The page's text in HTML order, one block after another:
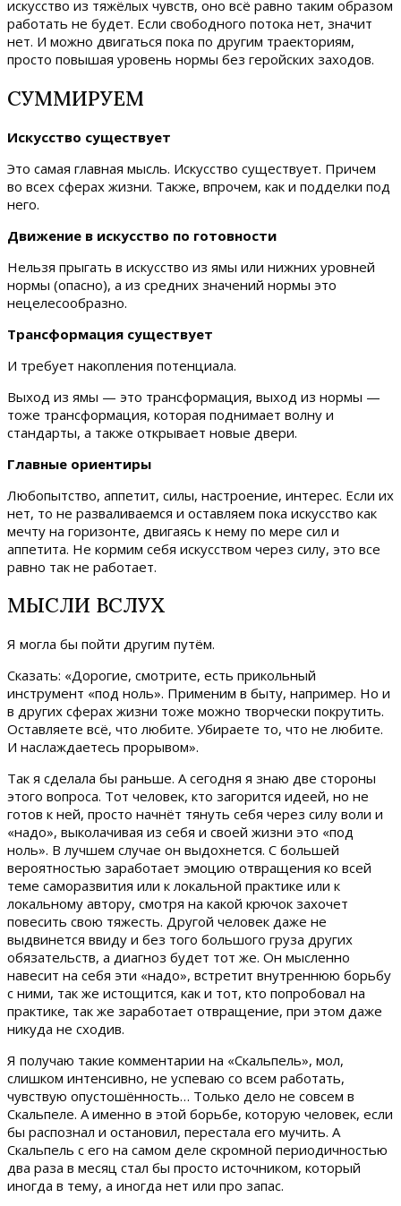
искусство из тяжёлых чувств, оно всё равно таким образом
работать не будет. Если свободного потока нет, значит
нет. И можно двигаться пока по другим траекториям,
просто повышая уровень нормы без геройских заходов.
СУММИРУЕМ
Искусство существует
Это самая главная мысль. Искусство существует. Причем
во всех сферах жизни. Также, впрочем, как и подделки под
него.
Движение в искусство по готовности
Нельзя прыгать в искусство из ямы или нижних уровней
нормы (опасно), а из средних значений нормы это
нецелесообразно.
Трансформация существует
И требует накопления потенциала.
Выход из ямы — это трансформация, выход из нормы —
тоже трансформация, которая поднимает волну и
стандарты, а также открывает новые двери.
Главные ориентиры
Любопытство, аппетит, силы, настроение, интерес. Если их
нет, то не разваливаемся и оставляем пока искусство как
мечту на горизонте, двигаясь к нему по мере сил и
аппетита. Не кормим себя искусством через силу, это все
равно так не работает.
МЫСЛИ ВСЛУХ
Я могла бы пойти другим путём.
Сказать: «Дорогие, смотрите, есть прикольный
инструмент «под ноль». Применим в быту, например. Но и
в других сферах жизни тоже можно творчески покрутить.
Оставляете всё, что любите. Убираете то, что не любите.
И наслаждаетесь прорывом».
Так я сделала бы раньше. А сегодня я знаю две стороны
этого вопроса. Тот человек, кто загорится идеей, но не
готов к ней, просто начнёт тянуть себя через силу воли и
«надо», выколачивая из себя и своей жизни это «под
ноль». В лучшем случае он выдохнется. С большей
вероятностью заработает эмоцию отвращения ко всей
теме саморазвития или к локальной практике или к
локальному автору, смотря на какой крючок захочет
повесить свою тяжесть. Другой человек даже не
выдвинется ввиду и без того большого груза других
обязательств, а диагноз будет тот же. Он мысленно
навесит на себя эти «надо», встретит внутреннюю борьбу
с ними, так же истощится, как и тот, кто попробовал на
практике, так же заработает отвращение, при этом даже
никуда не сходив.
Я получаю такие комментарии на «Скальпель», мол,
слишком интенсивно, не успеваю со всем работать,
чувствую опустошённость… Только дело не совсем в
Скальпеле. А именно в этой борьбе, которую человек, если
бы распознал и остановил, перестала его мучить. А
Скальпель с его на самом деле скромной периодичностью
два раза в месяц стал бы просто источником, который
иногда в тему, а иногда нет или про запас.